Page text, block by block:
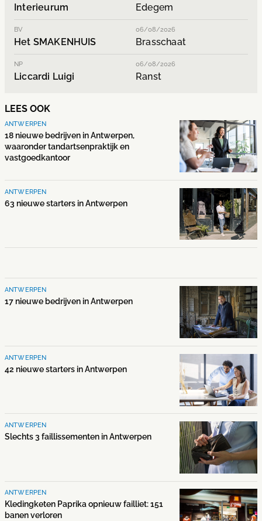
Interieurum Edegem
BV 06/08/2026
Het SMAKENHUIS Brasschaat
NP 06/08/2026
Liccardi Luigi Ranst
LEES OOK
ANTWERPEN
18 nieuwe bedrijven in Antwerpen,
waaronder tandartsenpraktijk en
vastgoedkantoor
ANTWERPEN
63 nieuwe starters in Antwerpen
ANTWERPEN
17 nieuwe bedrijven in Antwerpen
ANTWERPEN
42 nieuwe starters in Antwerpen
ANTWERPEN
Slechts 3 faillissementen in Antwerpen
ANTWERPEN
Kledingketen Paprika opnieuw failliet: 151
banen verloren